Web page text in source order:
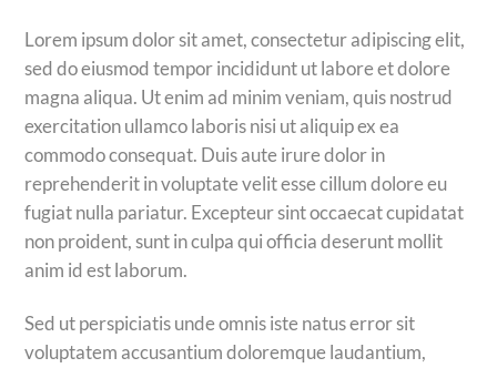
Lorem ipsum dolor sit amet, consectetur adipiscing elit,
sed do eiusmod tempor incididunt ut labore et dolore
magna aliqua. Ut enim ad minim veniam, quis nostrud
exercitation ullamco laboris nisi ut aliquip ex ea
commodo consequat. Duis aute irure dolor in
reprehenderit in voluptate velit esse cillum dolore eu
fugiat nulla pariatur. Excepteur sint occaecat cupidatat
non proident, sunt in culpa qui officia deserunt mollit
anim id est laborum.
Sed ut perspiciatis unde omnis iste natus error sit
voluptatem accusantium doloremque laudantium,